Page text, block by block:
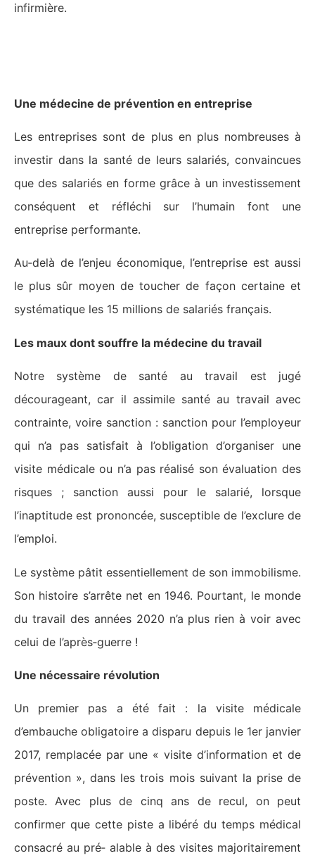
infirmière.
Une médecine de prévention en entreprise
Les entreprises sont de plus en plus nombreuses à
investir dans la santé de leurs salariés, convaincues
que des salariés en forme grâce à un investissement
conséquent et réfléchi sur l’humain font une
entreprise performante.
Au‑delà de l’enjeu économique, l’entreprise est aussi
le plus sûr moyen de toucher de façon certaine et
systématique les 15 millions de salariés français.
Les maux dont souffre la médecine du travail
Notre système de santé au travail est jugé
décourageant, car il assimile santé au travail avec
contrainte, voire sanction : sanction pour l’employeur
qui n’a pas satisfait à l’obligation d’organiser une
visite médicale ou n’a pas réalisé son évaluation des
risques ; sanction aussi pour le salarié, lorsque
l’inaptitude est prononcée, susceptible de l’exclure de
l’emploi.
Le système pâtit essentiellement de son immobilisme.
Son histoire s’arrête net en 1946. Pourtant, le monde
du travail des années 2020 n’a plus rien à voir avec
celui de l’après‑guerre !
Une nécessaire révolution
Un premier pas a été fait : la visite médicale
d’embauche obligatoire a disparu depuis le 1er janvier
2017, remplacée par une « visite d’information et de
prévention », dans les trois mois suivant la prise de
poste. Avec plus de cinq ans de recul, on peut
confirmer que cette piste a libéré du temps médical
consacré au pré‑ alable à des visites majoritairement